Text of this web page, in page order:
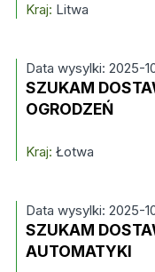
Kraj: Litwa
Data wysylki: 2025-
SZUKAM
OGRODZEŃ
Kraj: Łotwa
Data wysylki: 2025-
SZUKAM
AUTOMATYKI